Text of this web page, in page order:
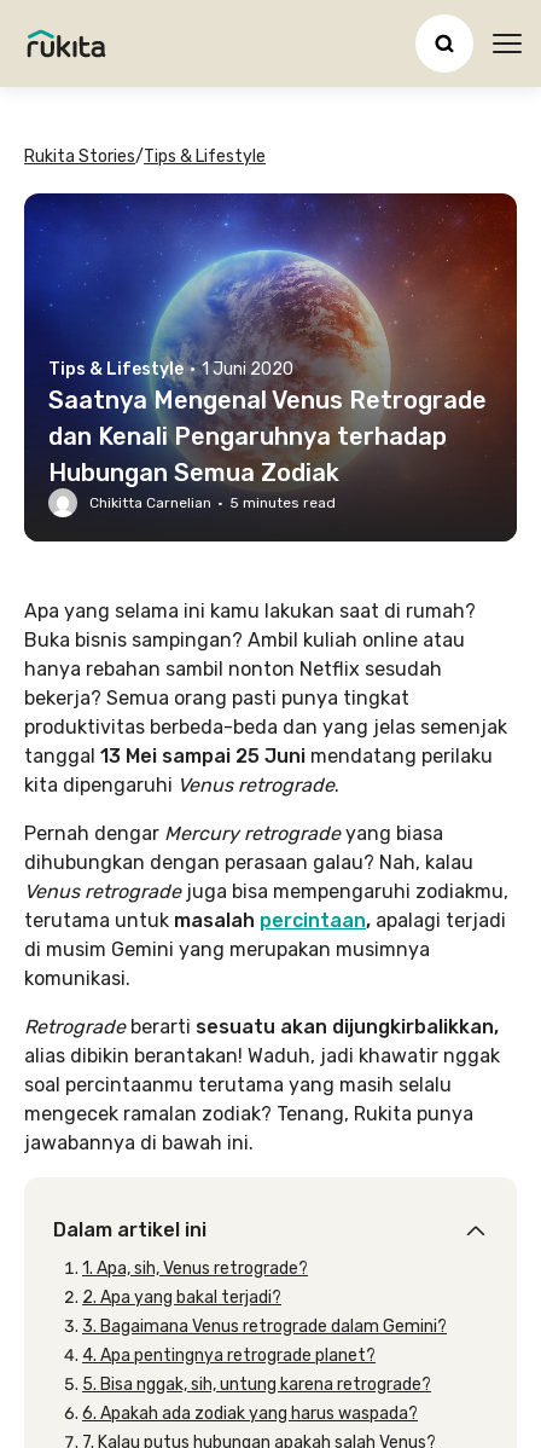
Rukita Stories/Tips & Lifestyle
Tips & Lifestyle · 1 Juni 2020
Saatnya Mengenal Venus Retrograde
dan Kenali Pengaruhnya terhadap
Hubungan Semua Zodiak
Chikitta Carnelian · 5 minutes read
Apa yang selama ini kamu lakukan saat di rumah?
Buka bisnis sampingan? Ambil kuliah online atau
hanya rebahan sambil nonton Netflix sesudah
bekerja? Semua orang pasti punya tingkat
produktivitas berbeda-beda dan yang jelas semenjak
tanggal 13 Mei sampai 25 Juni mendatang perilaku
kita dipengaruhi Venus retrograde.
Pernah dengar Mercury retrogradeyang biasa
dihubungkan dengan perasaan galau? Nah, kalau
Venus retrogradejuga bisa mempengaruhi zodiakmu,
terutama untuk masalah percintaan, apalagi terjadi
di musim Gemini yang merupakan musimnya
komunikasi.
Retrogradeberarti sesuatu akan dijungkirbalikkan,
alias dibikin berantakan! Waduh, jadi khawatir nggak
soal percintaanmu terutama yang masih selalu
mengecek ramalan zodiak? Tenang, Rukita punya
jawabannya di bawah ini.
Dalam artikel ini
1. Apa, sih, Venus retrograde?
2. Apa yang bakal terjadi?
3. Bagaimana Venus retrograde dalam Gemini?
4. Apa pentingnya retrograde planet?
5. Bisa nggak, sih, untung karena retrograde?
6. Apakah ada zodiak yang harus waspada?
7. Kalau putus hubungan apakah salah Venus?